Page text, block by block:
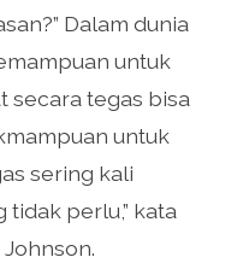
Dalam dunia
untuk
secara tegas bisa
untuk
sering kali
perlu,” kata